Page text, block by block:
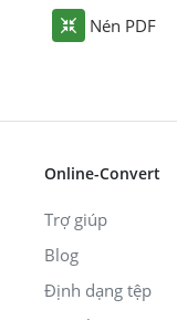
Nén PDF
Online-Convert
Trợ giúp
Blog
Định dạng tệp